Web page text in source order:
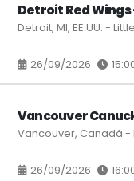
Detroit Red
Detroit, MI, EE.UU. -
26/09/2026
Vancouver
Vancouver, Canadá -
26/09/2026